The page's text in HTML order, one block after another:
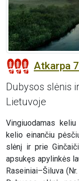
Atkarpa
Dubysos slėnis
Lietuvoje
Vingiuodamas
kelio einančiu
slėnį ir prie
apsukęs apylinkės
Raseiniai–Šiluva